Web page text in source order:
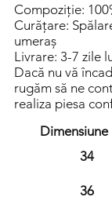
Compoziție:
Curățare:
umeraș
Livrare: 3-7 zile
Dacă nu vă
rugăm să ne
realiza piesa
Dimensiune
34
36